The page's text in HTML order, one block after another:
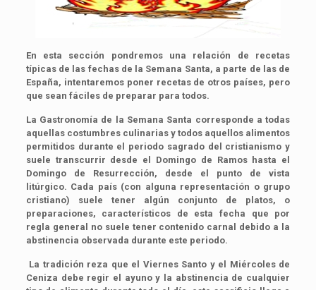
En esta sección pondremos una relación de recetas
típicas de las fechas de la Semana Santa, a parte de las de
España, intentaremos poner recetas de otros países, pero
que sean fáciles de preparar para todos.
La Gastronomía de la Semana Santa corresponde a todas
aquellas costumbres culinarias y todos aquellos alimentos
permitidos durante el periodo sagrado del cristianismo y
suele transcurrir desde el Domingo de Ramos hasta el
Domingo de Resurrección, desde el punto de vista
litúrgico. Cada país (con alguna representación o grupo
cristiano) suele tener algún conjunto de platos, o
preparaciones, característicos de esta fecha que por
regla general no suele tener contenido carnal debido a la
abstinencia observada durante este periodo.
La tradición reza que el Viernes Santo y el Miércoles de
Ceniza debe regir el ayuno y la abstinencia de cualquier